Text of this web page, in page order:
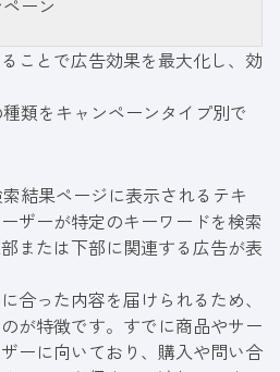
ーン
ことで広告効果を最大化し、効
類をキャンペーンタイプ別で
結果ページに表示されるテキ
ザーが特定のキーワードを検索
または下部に関連する広告が表
合った内容を届けられるため、
が特徴です。すでに商品やサー
ーに向いており、購入や問い合